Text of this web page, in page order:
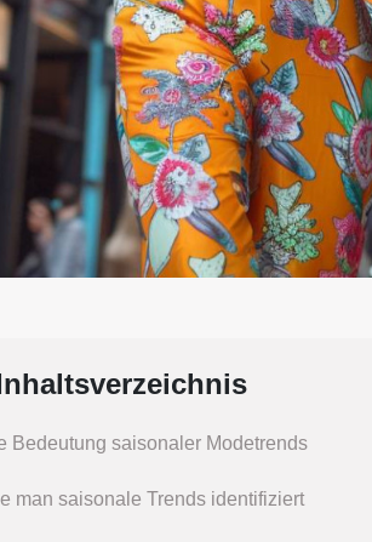
Bedeutung saisonaler Modetrends
man saisonale Trends identifiziert